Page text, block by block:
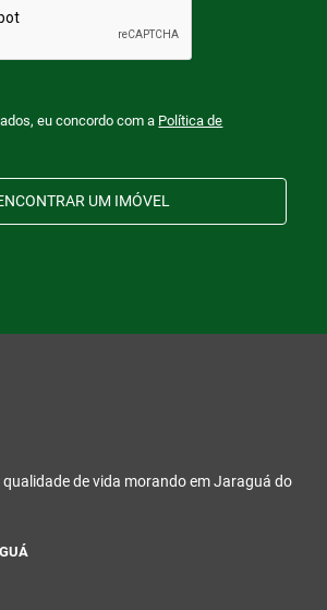
eu concordo com a Política de
UM IMÓVEL
de vida morando em Jaraguá do